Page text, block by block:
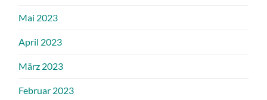
Mai 2023
April 2023
März 2023
Februar 2023